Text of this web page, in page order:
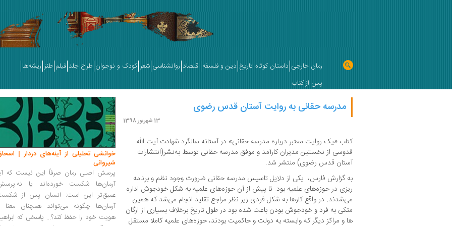
رمان خارجی داستان کوتاه تاریخ دین و فلسفه اقتصاد روانشناسی شعر کودک و نوجوان طرح جلد فیلم طنز ریشه‌ها
پس از کتاب
مدرسه حقانی به روایت آستان قدس رضوی
13 شهریور 1398
کتاب «یک روایت معتبر درباره مدرسه حقانی» در آستانه سالگرد شهادت آیت الله
قدوسی از نخستین مدیران کارآمد و موفق مدرسه حقانی توسط به‌نشر(انتشارات
آستان قدس رضوی) منتشر شد.
به گزارش فارس، یکی از دلایل تاسیس مدرسه حقانی ضرورت وجود نظم و برنامه
ریزی در حوزه‌های علمیه بود. تا پیش از آن حوزه‌های علمیه به شکل خودجوش اداره
می‌شدند. در واقع کارها به شکل فردی زیر نظر مراجع تقلید انجام می‌شد که همین
متکی به فرد و خودجوش بودن باعث شده بود در طول تاریخ برخلاف بسیاری از ارگان
ها و مراکز دیگر که وابسته به دولت و حاکمیت بودند، حوزه‌های علمیه کاملا مستقل
خوانشی تحلیلی از آینه‌های دردار |
شیروانی
پرسش اصلی رمان صرفاً این نیست که
آرمان‌ها شکست خورده‌اند یا
عمیق‌تر این است: انسان پس از
آرمان‌ها چگونه می‌تواند همچنان معنا
هویت خود را حفظ کند؟... پاسخی که